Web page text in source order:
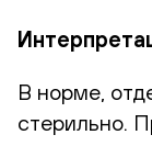
В норме,
стерильно.